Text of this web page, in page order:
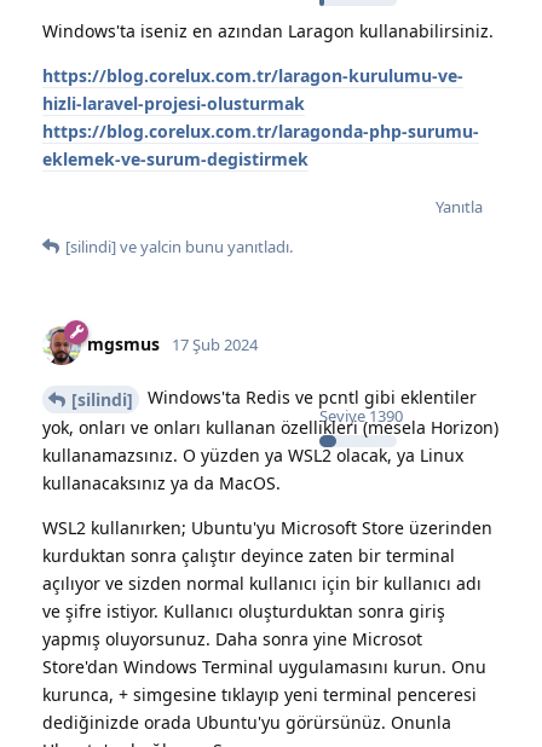
Windows'ta iseniz en azından Laragon kullanabilirsiniz.
https://blog.corelux.com.tr/laragon-kurulumu-ve-
hizli-laravel-projesi-olusturmak
https://blog.corelux.com.tr/laragonda-php-surumu-
eklemek-ve-surum-degistirmek
Yanıtla
[silindi]veyalcin bunu yanıtladı.
mgsmus
Seviye1390
17 Şub 2024
[silindi]
Windows'ta Redis ve pcntl gibi eklentiler
yok, onları ve onları kullanan özellikleri (mesela Horizon)
kullanamazsınız. O yüzden ya WSL2 olacak, ya Linux
kullanacaksınız ya da MacOS.
WSL2 kullanırken; Ubuntu'yu Microsoft Store üzerinden
kurduktan sonra çalıştır deyince zaten bir terminal
açılıyor ve sizden normal kullanıcı için bir kullanıcı adı
ve şifre istiyor. Kullanıcı oluşturduktan sonra giriş
yapmış oluyorsunuz. Daha sonra yine Microsot
Store'dan Windows Terminal uygulamasını kurun. Onu
kurunca, + simgesine tıklayıp yeni terminal penceresi
dediğinizde orada Ubuntu'yu görürsünüz. Onunla